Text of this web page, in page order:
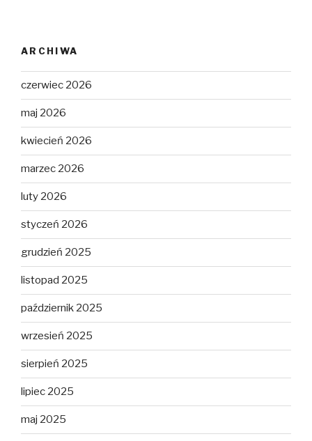
ARCHIWA
czerwiec 2026
maj 2026
kwiecień 2026
marzec 2026
luty 2026
styczeń 2026
grudzień 2025
listopad 2025
październik 2025
wrzesień 2025
sierpień 2025
lipiec 2025
maj 2025